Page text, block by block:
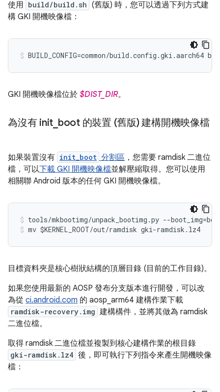
使用 build/build.sh (舊版) 時，您可以透過下列方式建
構 GKI 開機映像檔：
GKI 開機映像檔位於 $DIST_DIR。
為沒有 init boot 的裝置 (舊版) 建構開機映像檔
如果裝置沒有 init_boot 分割區 ，您需要 ramdisk 二進位
檔，可以下載 GKI 開機映像檔並解壓縮取得。您可以使用
相關聯 Android 版本的任何 GKI 開機映像檔。
mv $KERNEL_ROOT/out/ramdisk gki-ramdisk.lz4
目標資料夾是核心樹狀結構的頂層目錄 (目前的工作目錄)。
如果您使用最新的 AOSP 發布分支版本進行開發，可以改
為從 ci.android.com 的 aosp_arm64 建構作業下載
ramdisk-recovery.img 建構構件，並將其做為 ramdisk
二進位檔。
取得 ramdisk 二進位檔並複製到核心建構作業的根目錄
gki-ramdisk.lz4 後，即可執行下列指令來產生開機映像
檔：